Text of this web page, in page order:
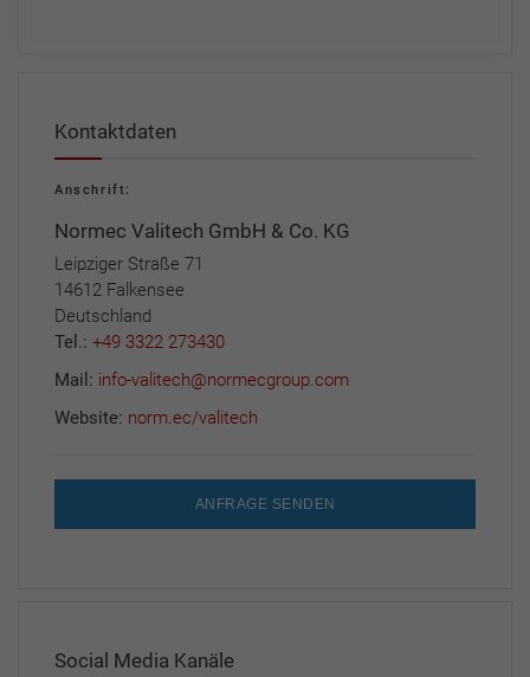
Kontaktdaten
Anschrift:
Normec Valitech GmbH & Co. KG
Leipziger Straße 71
14612 Falkensee
Deutschland
Tel.: +49 3322 273430
Mail: info-valitech@normecgroup.com
Website: norm.ec/valitech
ANFRAGE SENDEN
Social Media Kanäle